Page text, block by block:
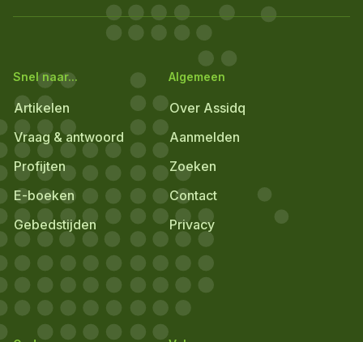
Snel naar...
Artikelen
Vraag & antwoord
Profijten
E-boeken
Gebedstijden
Algemeen
Over Assidq
Aanmelden
Zoeken
Contact
Privacy